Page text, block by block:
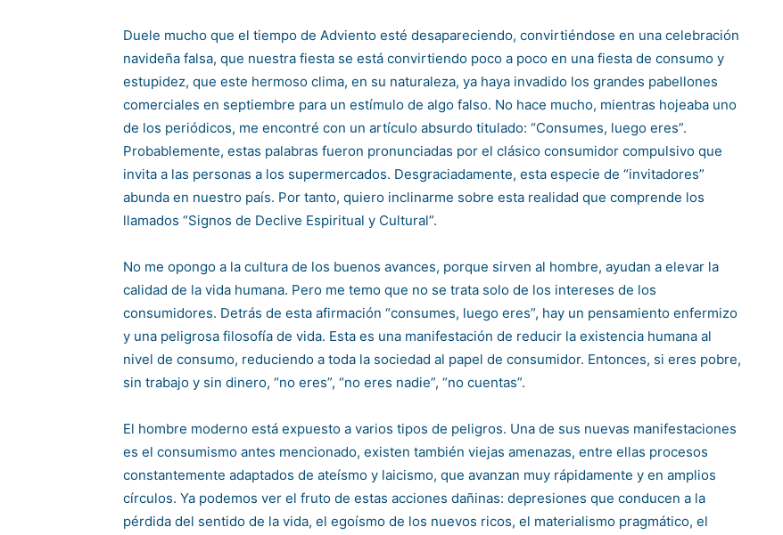
Duele mucho que el tiempo de Adviento esté desapareciendo, convirtiéndose en una celebración
navideña falsa, que nuestra fiesta se está convirtiendo poco a poco en una fiesta de consumo y
estupidez, que este hermoso clima, en su naturaleza, ya haya invadido los grandes pabellones
comerciales en septiembre para un estímulo de algo falso. No hace mucho, mientras hojeaba uno
de los periódicos, me encontré con un artículo absurdo titulado: “Consumes, luego eres”.
Probablemente, estas palabras fueron pronunciadas por el clásico consumidor compulsivo que
invita a las personas a los supermercados. Desgraciadamente, esta especie de “invitadores”
abunda en nuestro país. Por tanto, quiero inclinarme sobre esta realidad que comprende los
llamados “Signos de Declive Espiritual y Cultural”.
No me opongo a la cultura de los buenos avances, porque sirven al hombre, ayudan a elevar la
calidad de la vida humana. Pero me temo que no se trata solo de los intereses de los
consumidores. Detrás de esta afirmación “consumes, luego eres”, hay un pensamiento enfermizo
y una peligrosa filosofía de vida. Esta es una manifestación de reducir la existencia humana al
nivel de consumo, reduciendo a toda la sociedad al papel de consumidor. Entonces, si eres pobre,
sin trabajo y sin dinero, “no eres”, “no eres nadie”, “no cuentas”.
El hombre moderno está expuesto a varios tipos de peligros. Una de sus nuevas manifestaciones
es el consumismo antes mencionado, existen también viejas amenazas, entre ellas procesos
constantemente adaptados de ateísmo y laicismo, que avanzan muy rápidamente y en amplios
círculos. Ya podemos ver el fruto de estas acciones dañinas: depresiones que conducen a la
pérdida del sentido de la vida, el egoísmo de los nuevos ricos, el materialismo pragmático, el